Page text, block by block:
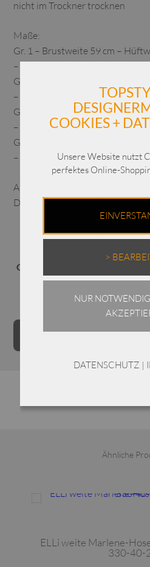
nicht im Trockner trocknen
Maße:
Gr. 1 – Brustweite 59 cm –
– Gr. 38/40
Gr. 2 – Brustweite 62 cm –
– Gr. 42/44
Gr. 3 – Brustweite 66 cm –
– Gr. 44/46
Gr. 4 – Brustweite 70 cm –
– Gr. 48/50
ACHTUNG: UNSER MODEL
DER GR. 1!
Farben
Grössen
ELLi
IN DEN
Ähnliche
Dieses Produkt weist mehrere
ELLi weite Marlene-
330-40-
COOKIES +
Unsere Website nutzt
perfektes Online-
>
NUR
DATENSCHUTZ |